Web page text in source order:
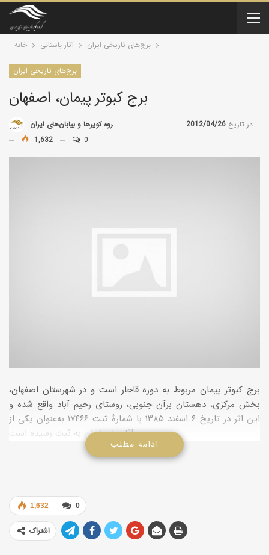
خانه آثار باستانی برج‌های تاریخی ایران
برج‌های تاریخی ایران
برج کبوتر پیمان، اصفهان
توسط گروه کویرها و بیابان‌های ایران در تاریخ 2012/04/26
1,632
0
برج کبوتر پیمان مربوط به دوره قاجار است و در شهرستان اصفهان،
بخش مرکزی، دهستان برآن جنوبی، روستای رحیم آباد واقع شده و
این اثر در تاریخ ۶ اسفند ۱۳۸۵ با شمارهٔ ثبت ۱۷۴۶۶ به‌عنوان یکی از
آثار ملی ایران به ثبت رسیده است.
ادامه مطلب
0
1,632
اشتراک